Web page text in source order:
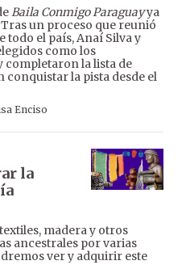
Baila Conmigo Paraguayya
un proceso que reunió
todo el país, Anaí Silva y
como los
completaron la lista de
conquistar la pista desde el
Enciso
la
madera y otros
ancestrales por varias
ver y adquirir este